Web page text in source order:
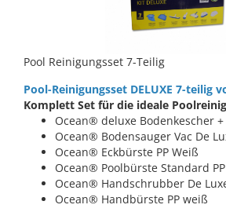
Pool Reinigungsset 7-Teilig
Pool-Reinigungsset DELUXE 7-teilig
Komplett Set für die ideale
Ocean® deluxe Bodenkescher
Ocean® Bodensauger Vac De
Ocean® Eckbürste PP Weiß
Ocean® Poolbürste Standard
Ocean® Handschrubber De
Ocean® Handbürste PP weiß